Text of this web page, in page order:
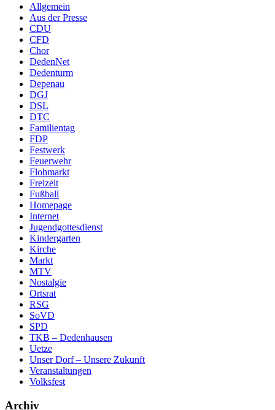
Allgemein
Aus der Presse
CDU
CFD
Chor
DedenNet
Dedenturm
Depenau
DGJ
DSL
DTC
Familientag
FDP
Festwerk
Feuerwehr
Flohmarkt
Freizeit
Fußball
Homepage
Internet
Jugendgottesdienst
Kindergarten
Kirche
Markt
MTV
Nostalgie
Ortsrat
RSG
SoVD
SPD
TKB – Dedenhausen
Uetze
Unser Dorf – Unsere Zukunft
Veranstaltungen
Volksfest
Archiv